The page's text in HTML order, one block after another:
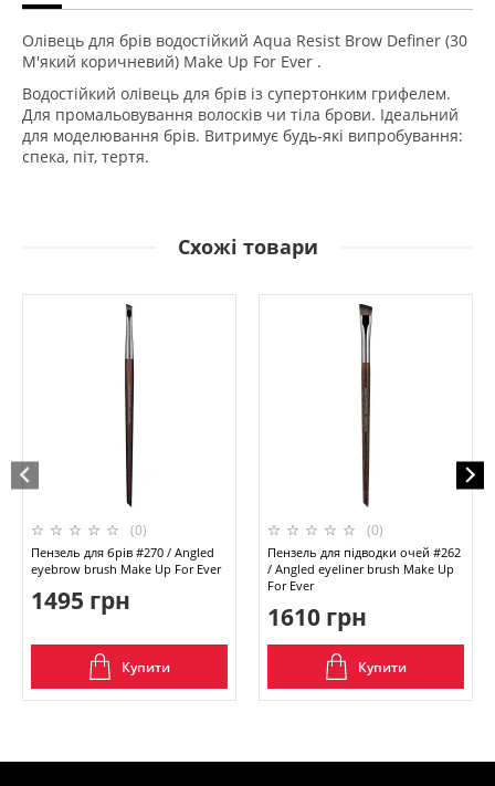
Олівець для брів водостійкий Aqua Resist Brow Definer (30
М'який коричневий) Make Up For Ever .
Водостійкий олівець для брів із супертонким грифелем.
Для промальовування волосків чи тіла брови. Ідеальний
для моделювання брів. Витримує будь-які випробування:
спека, піт, тертя.
Схожі товари
(0)
Пензель для брів #270 / Angled
eyebrow brush Make Up For Ever
1495 грн
Купити
(0)
Пензель для підводки очей #262
/ Angled eyeliner brush Make Up
For Ever
1610 грн
Купити